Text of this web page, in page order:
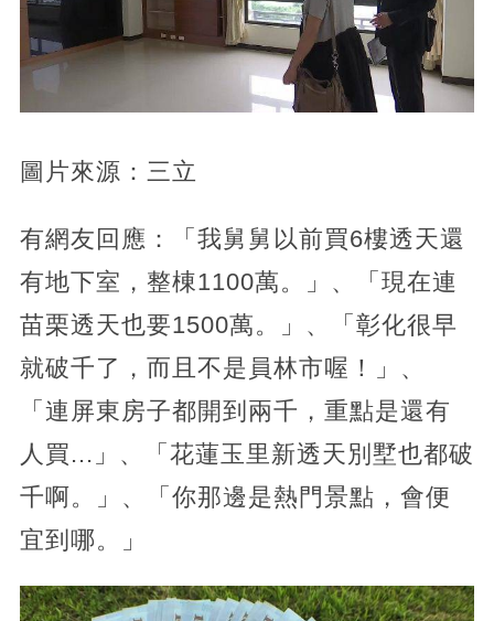
圖片來源：三立
有網友回應：「我舅舅以前買6樓透天還
有地下室，整棟1100萬。」、「現在連
苗栗透天也要1500萬。」、「彰化很早
就破千了，而且不是員林市喔！」、
「連屏東房子都開到兩千，重點是還有
人買...」、「花蓮玉里新透天別墅也都破
千啊。」、「你那邊是熱門景點，會便
宜到哪。」